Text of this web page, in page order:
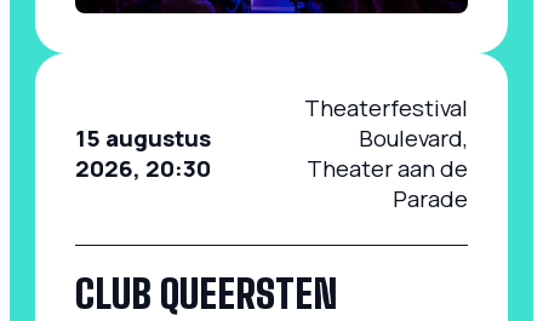
15 augustus
2026, 20:30
Theaterfestival
Boulevard,
Theater aan de
Parade
CLUB QUEERSTEN